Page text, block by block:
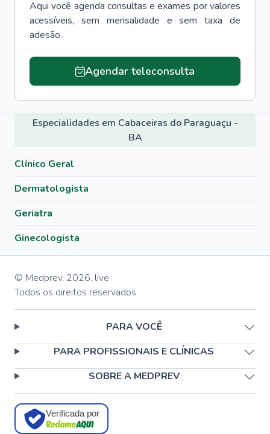
Aqui você agenda consultas e exames por valores
acessíveis, sem mensalidade e sem taxa de
adesão.
Agendar teleconsulta
Especialidades em Cabaceiras do Paraguaçu -
BA
Clínico Geral
Dermatologista
Geriatra
Ginecologista
© Medprev, 2026, live
Todos os direitos reservados
PARA VOCÊ
PARA PROFISSIONAIS E CLÍNICAS
SOBRE A MEDPREV
Verificada por